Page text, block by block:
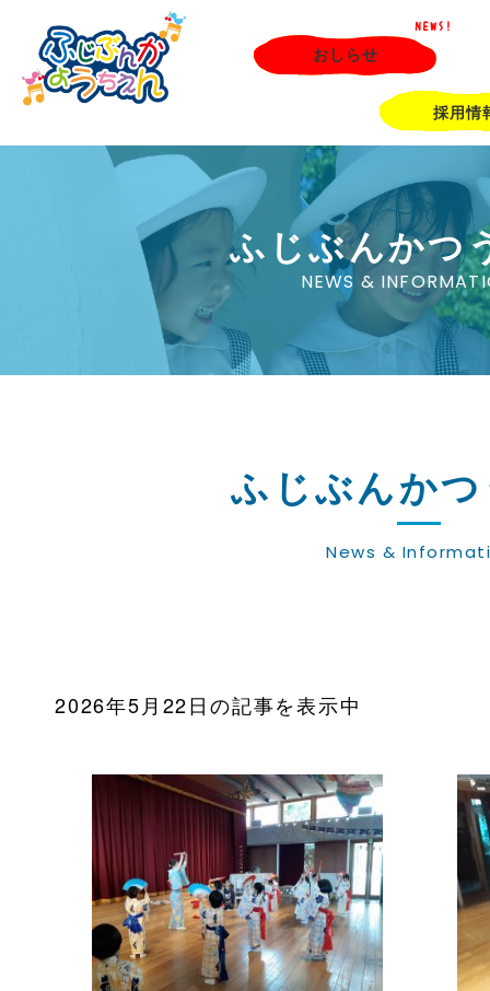
おしらせ
NEWS!
採用情
ふじぶんかつ
NEWS &
ふじぶんか
News &
2026年5月22日の記事を表示中